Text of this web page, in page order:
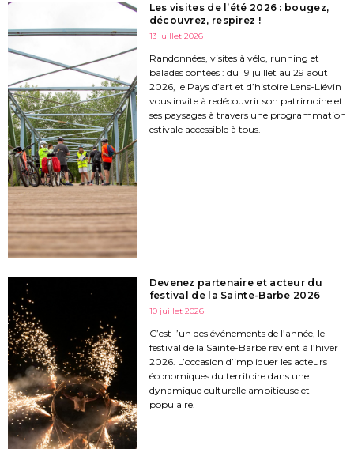
Les visites de l’été 2026 : bougez,
découvrez, respirez !
13 juillet 2026
Randonnées, visites à vélo, running et
balades contées : du 19 juillet au 29 août
2026, le Pays d’art et d’histoire Lens-Liévin
vous invite à redécouvrir son patrimoine et
ses paysages à travers une programmation
estivale accessible à tous.
Devenez partenaire et acteur du
festival de la Sainte-Barbe 2026
10 juillet 2026
C’est l’un des événements de l’année, le
festival de la Sainte-Barbe revient à l’hiver
2026. L’occasion d’impliquer les acteurs
économiques du territoire dans une
dynamique culturelle ambitieuse et
populaire.